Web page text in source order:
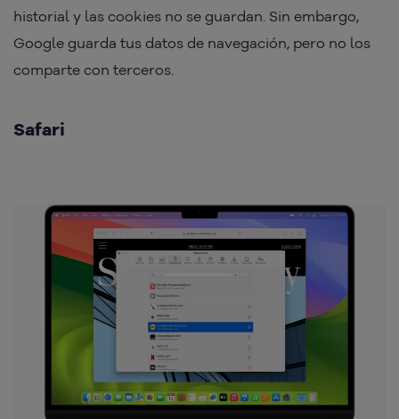
historial y las cookies no se guardan. Sin embargo,
Google guarda tus datos de navegación, pero no los
comparte con terceros.
Safari